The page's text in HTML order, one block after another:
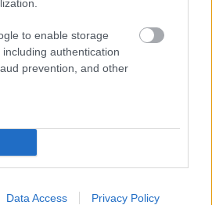
to enable storage
authentication
prevention, and other
Data Access Privacy Policy
άλλους να